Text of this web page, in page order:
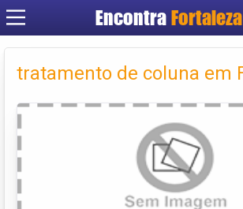
EncontraFortaleza
Cadastrar
Criar conta
tratamento de coluna em